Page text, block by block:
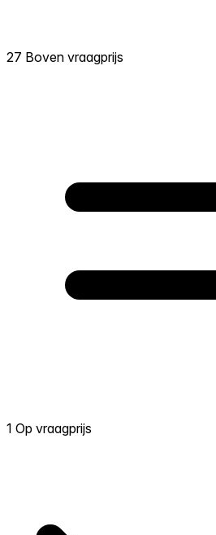
27 Boven vraagprijs
1 Op vraagprijs